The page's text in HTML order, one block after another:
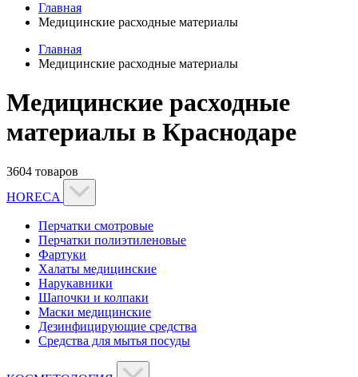
Главная
Медицинские расходные материалы
Главная
Медицинские расходные материалы
Медицинские расходные
материалы в Краснодаре
3604 товаров
HORECA
Перчатки смотровые
Перчатки полиэтиленовые
Фартуки
Халаты медицинские
Нарукавники
Шапочки и колпаки
Маски медицинские
Дезинфицирующие средства
Средства для мытья посуды